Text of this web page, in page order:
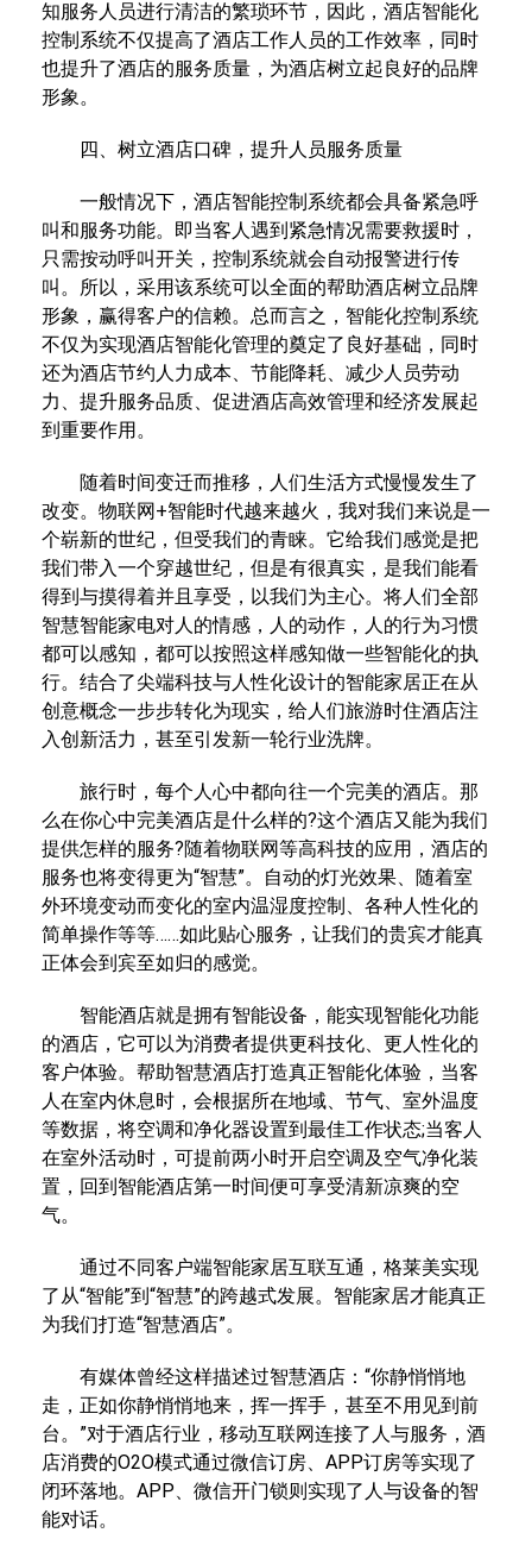
知服务人员进行清洁的繁琐环节，因此，酒店智能化
控制系统不仅提高了酒店工作人员的工作效率，同时
也提升了酒店的服务质量，为酒店树立起良好的品牌
形象。
四、树立酒店口碑，提升人员服务质量
一般情况下，酒店智能控制系统都会具备紧急呼
叫和服务功能。即当客人遇到紧急情况需要救援时，
只需按动呼叫开关，控制系统就会自动报警进行传
叫。所以，采用该系统可以全面的帮助酒店树立品牌
形象，赢得客户的信赖。总而言之，智能化控制系统
不仅为实现酒店智能化管理的奠定了良好基础，同时
还为酒店节约人力成本、节能降耗、减少人员劳动
力、提升服务品质、促进酒店高效管理和经济发展起
到重要作用。
随着时间变迁而推移，人们生活方式慢慢发生了
改变。物联网+智能时代越来越火，我对我们来说是一
个崭新的世纪，但受我们的青睐。它给我们感觉是把
我们带入一个穿越世纪，但是有很真实，是我们能看
得到与摸得着并且享受，以我们为主心。将人们全部
智慧智能家电对人的情感，人的动作，人的行为习惯
都可以感知，都可以按照这样感知做一些智能化的执
行。结合了尖端科技与人性化设计的智能家居正在从
创意概念一步步转化为现实，给人们旅游时住酒店注
入创新活力，甚至引发新一轮行业洗牌。
旅行时，每个人心中都向往一个完美的酒店。那
么在你心中完美酒店是什么样的?这个酒店又能为我们
提供怎样的服务?随着物联网等高科技的应用，酒店的
服务也将变得更为“智慧”。自动的灯光效果、随着室
外环境变动而变化的室内温湿度控制、各种人性化的
简单操作等等……如此贴心服务，让我们的贵宾才能真
正体会到宾至如归的感觉。
智能酒店就是拥有智能设备，能实现智能化功能
的酒店，它可以为消费者提供更科技化、更人性化的
客户体验。帮助智慧酒店打造真正智能化体验，当客
人在室内休息时，会根据所在地域、节气、室外温度
等数据，将空调和净化器设置到最佳工作状态;当客人
在室外活动时，可提前两小时开启空调及空气净化装
置，回到智能酒店第一时间便可享受清新凉爽的空
气。
通过不同客户端智能家居互联互通，格莱美实现
了从“智能”到“智慧”的跨越式发展。智能家居才能真正
为我们打造“智慧酒店”。
有媒体曾经这样描述过智慧酒店：“你静悄悄地
走，正如你静悄悄地来，挥一挥手，甚至不用见到前
台。”对于酒店行业，移动互联网连接了人与服务，酒
店消费的O2O模式通过微信订房、APP订房等实现了
闭环落地。APP、微信开门锁则实现了人与设备的智
能对话。